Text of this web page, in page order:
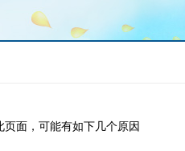
面，可能有如下几个原因